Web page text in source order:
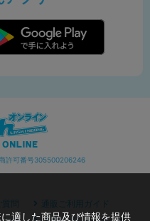
許可番号305500206246
問
通販ご利用ガイド
適した商品及び情報を提供